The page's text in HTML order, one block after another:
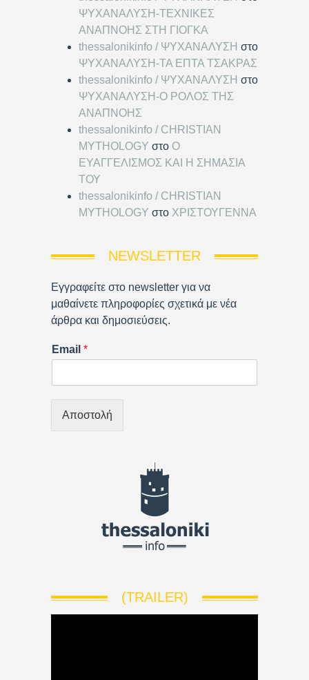
ΨΥΧΑΝΑΛΥΣΗ-ΤΕΧΝΙΚΕΣ
ΑΝΑΠΝΟΗΣ ΣΤΗ ΓΙΟΓΚΑ
thessalonikinfo / ΨΥΧΑΝΑΛΥΣΗ στο
ΨΥΧΑΝΑΛΥΣΗ-ΤΑ ΕΠΤΑ ΤΣΑΚΡΑΣ
thessalonikinfo / ΨΥΧΑΝΑΛΥΣΗ στο
ΨΥΧΑΝΑΛΥΣΗ-Ο ΡΟΛΟΣ ΤΗΣ
ΑΝΑΠΝΟΗΣ
thessalonikinfo / CHRISTIAN
MYTHOLOGY στο Ο
ΕΥΑΓΓΕΛΙΣΜΟΣ ΚΑΙ Η ΣΗΜΑΣΙΑ
ΤΟΥ
thessalonikinfo / CHRISTIAN
MYTHOLOGY στο ΧΡΙΣΤΟΥΓΕΝΝΑ
NEWSLETTER
Εγγραφείτε στο newsletter για να
μαθαίνετε πληροφορίες σχετικά με νέα
άρθρα και δημοσιεύσεις.
Email *
Αποστολή
(TRAILER)